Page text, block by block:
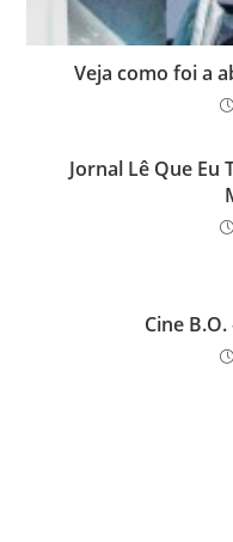
Veja como foi a
Jornal Lê Que Eu
Cine